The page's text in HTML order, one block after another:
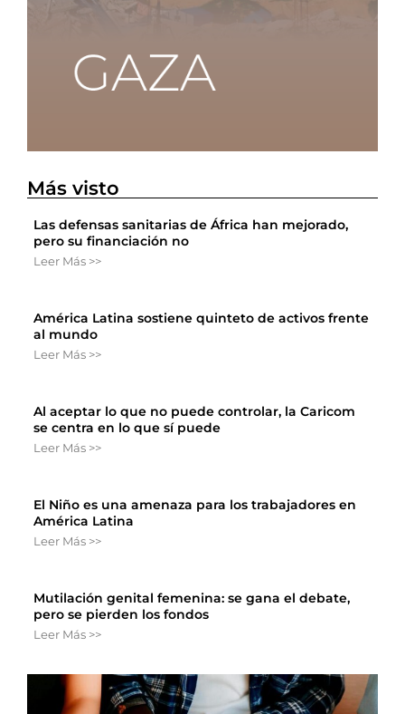
Más visto
Las defensas sanitarias de África han mejorado,
pero su financiación no
Leer Más >>
América Latina sostiene quinteto de activos frente
al mundo
Leer Más >>
Al aceptar lo que no puede controlar, la Caricom
se centra en lo que sí puede
Leer Más >>
El Niño es una amenaza para los trabajadores en
América Latina
Leer Más >>
Mutilación genital femenina: se gana el debate,
pero se pierden los fondos
Leer Más >>